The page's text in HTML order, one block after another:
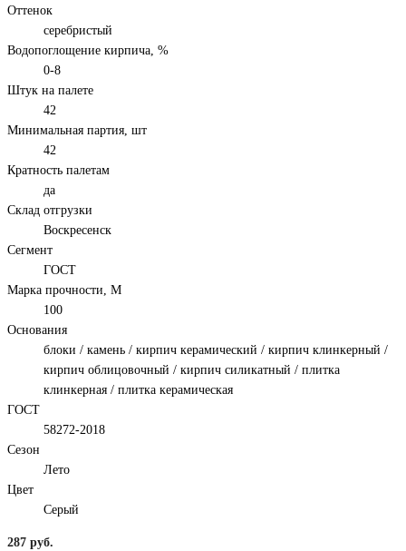
Оттенок
серебристый
Водопоглощение кирпича, %
0-8
Штук на палете
42
Минимальная партия, шт
42
Кратность палетам
да
Склад отгрузки
Воскресенск
Сегмент
ГОСТ
Марка прочности, М
100
Основания
блоки / камень / кирпич керамический / кирпич клинкерный /
кирпич облицовочный / кирпич силикатный / плитка
клинкерная / плитка керамическая
ГОСТ
58272-2018
Сезон
Лето
Цвет
Серый
287 руб.